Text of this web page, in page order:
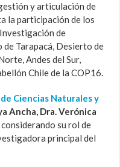
y articulación de
la participación de los
de
Tarapacá, Desierto de
Andes del Sur,
Chile de la COP16.
Ciencias Naturales y
Ancha, Dra. Verónica
su rol de
principal del